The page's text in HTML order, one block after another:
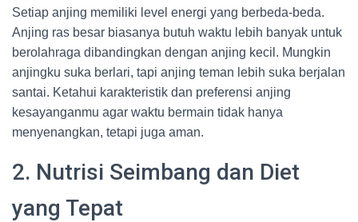
Setiap anjing memiliki level energi yang berbeda-beda.
Anjing ras besar biasanya butuh waktu lebih banyak untuk
berolahraga dibandingkan dengan anjing kecil. Mungkin
anjingku suka berlari, tapi anjing teman lebih suka berjalan
santai. Ketahui karakteristik dan preferensi anjing
kesayanganmu agar waktu bermain tidak hanya
menyenangkan, tetapi juga aman.
2. Nutrisi Seimbang dan Diet
yang Tepat